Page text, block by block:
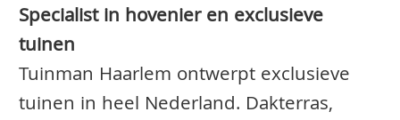
Specialist in hovenier en exclusieve
tuinen
Tuinman Haarlem ontwerpt exclusieve
tuinen in heel Nederland. Dakterras,